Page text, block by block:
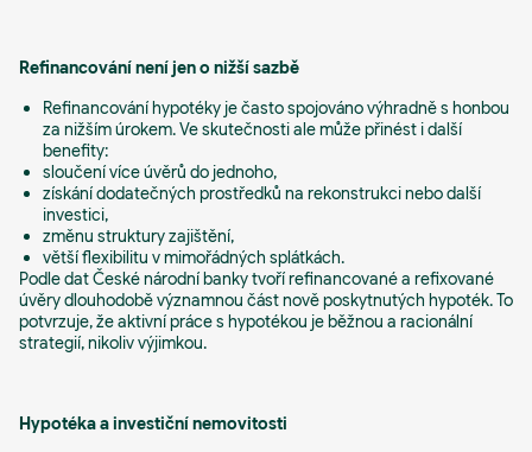
Refinancování není jen o nižší sazbě
Refinancování hypotéky je často spojováno výhradně s honbou
za nižším úrokem. Ve skutečnosti ale může přinést i další
benefity:
sloučení více úvěrů do jednoho,
získání dodatečných prostředků na rekonstrukci nebo další
investici,
změnu struktury zajištění,
větší flexibilitu v mimořádných splátkách.
Podle dat České národní banky tvoří refinancované a refixované
úvěry dlouhodobě významnou část nově poskytnutých hypoték. To
potvrzuje, že aktivní práce s hypotékou je běžnou a racionální
strategií, nikoliv výjimkou.
Hypotéka a investiční nemovitosti